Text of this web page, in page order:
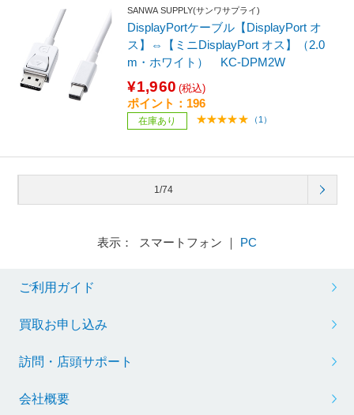
SANWA SUPPLY(サンワサプライ)
DisplayPortケーブル【DisplayPort オ
ス】⇔【ミニDisplayPort オス】（2.0
m・ホワイト） KC-DPM2W
¥1,960 (税込)
ポイント：196
在庫あり （1）
1/74
表示： スマートフォン ｜ PC
ご利用ガイド
買取お申し込み
訪問・店頭サポート
会社概要